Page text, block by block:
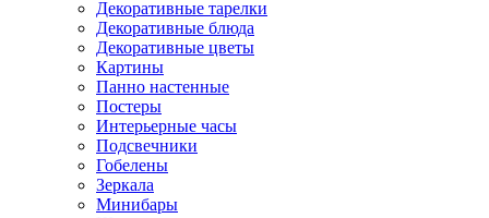
Декоративные тарелки
Декоративные блюда
Декоративные цветы
Картины
Панно настенные
Постеры
Интерьерные часы
Подсвечники
Гобелены
Зеркала
Минибары